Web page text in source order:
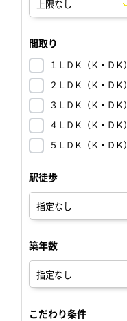
間取り
１ＬＤＫ（Ｋ・ＤＫ）
２ＬＤＫ（Ｋ・ＤＫ）
３ＬＤＫ（Ｋ・ＤＫ）
４ＬＤＫ（Ｋ・ＤＫ）
５ＬＤＫ（Ｋ・ＤＫ）
駅徒歩
築年数
こだわり条件